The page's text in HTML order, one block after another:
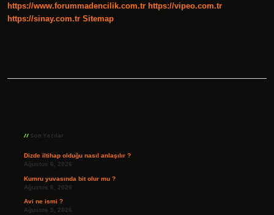
https://www.forummadencilik.com.tr https://vipeo.com.tr
https://sinay.com.tr Sitemap
Son Yazılar
Dizde iltihap olduğu nasıl anlaşılır ?
Ağustos 6, 2026
Kumru yuvasında bit olur mu ?
Ağustos 6, 2026
Avi ne ismi ?
Ağustos 5, 2026